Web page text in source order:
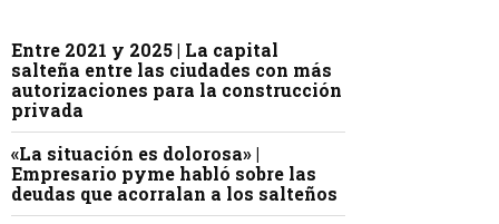
Entre 2021 y 2025 | La capital
salteña entre las ciudades con más
autorizaciones para la construcción
privada
«La situación es dolorosa» |
Empresario pyme habló sobre las
deudas que acorralan a los salteños